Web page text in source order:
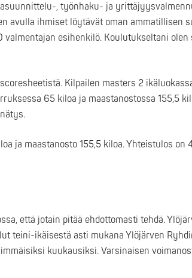
, työnhaku- ja
avulla ihmiset löytävät oman ammatillisen
esihenkilö. Koulutukseltani
Kilpailen masters 2
65 kiloa ja maastanostossa 155,5
ja maastanosto 155,5 kiloa. Yhteistulos
että jotain pitää ehdottomasti tehdä.
teini-ikäisestä asti mukana Ylöjärven
kuukausiksi. Varsinaisen